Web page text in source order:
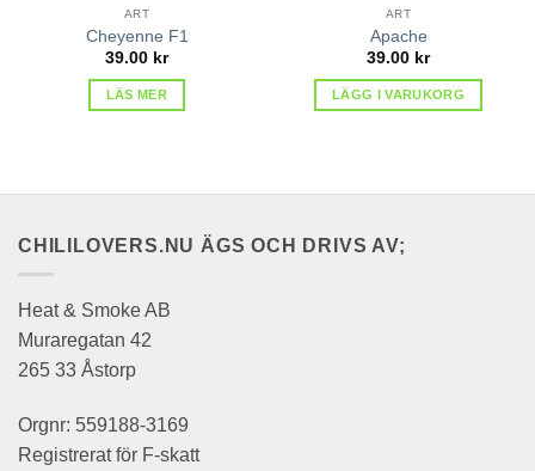
ART
Cheyenne F1
39.00 kr
LÄS MER
ART
Apache
39.00 kr
LÄGG I VARUKORG
CHILILOVERS.NU ÄGS OCH DRIVS AV;
Heat & Smoke AB
Muraregatan 42
265 33 Åstorp
Orgnr: 559188-3169
Registrerat för F-skatt